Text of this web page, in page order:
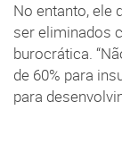
No entanto, ele
ser eliminados
burocrática.
de 60% para
para